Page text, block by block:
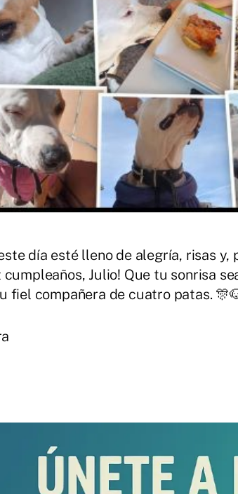
día esté lleno de alegría, risas
cumpleaños, Julio! Que tu sonrisa
fiel compañera de cuatro patas.